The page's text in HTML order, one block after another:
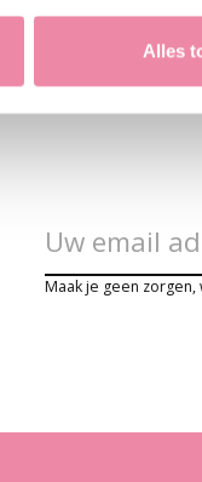
Alles
Maak je geen